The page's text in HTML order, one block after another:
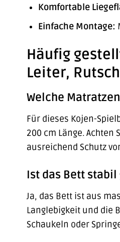
Komfortable
Einfache Montage:
Häufig
Leiter,
Welche
Für dieses Kojen-
200 cm Länge.
ausreichend Schutz
Ist das Bett
Ja, das Bett ist aus
Langlebigkeit und die
Schaukeln oder